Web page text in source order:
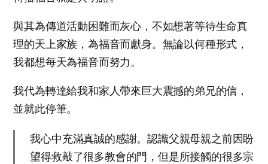
與其為傳道活動困難而灰心，不如想著等待生命真
理的天上家族，為福音而獻身。無論以何種形式，
我都想每天為福音而努力。
我代為轉達給我和家人帶來巨大震撼的弟兄的信，
並就此停筆。
我心中充滿真誠的感謝。認識父親母親之前因盼
望得救敲了很多教會的門，但是所接觸的很多宗